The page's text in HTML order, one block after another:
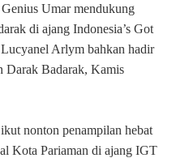
Umar mendukung
di ajang Indonesia’s Got
Arlym bahkan hadir
Darak Badarak, Kamis
nonton penampilan hebat
Kota Pariaman di ajang IGT